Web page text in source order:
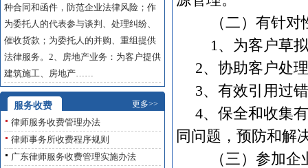
种合同和函件，防范企业法律风险；作
为委托人的代表参与谈判、处理纠纷、
催收货款；为委托人的并购、重组提供
法律服务。2、房地产业务：为客户提供
建筑施工、房地产……
服务收费 更多>>
律师服务收费管理办法
律师事务所收费程序规则
广东律师服务收费管理实施办法
（二）有针对性
1、为客户草
2、协助客户处
3、有效引用过
4、保全和收集
同问题，预防和解
（三）参加企业